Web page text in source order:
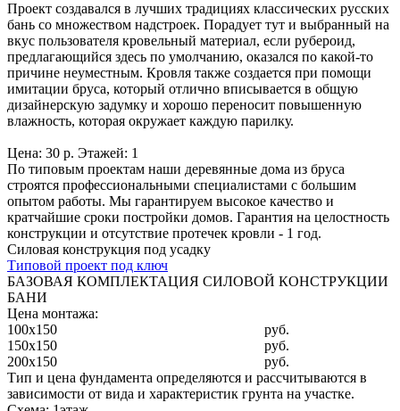
Проект создавался в лучших традициях классических русских
бань со множеством надстроек. Порадует тут и выбранный на
вкус пользователя кровельный материал, если рубероид,
предлагающийся здесь по умолчанию, оказался по какой-то
причине неуместным. Кровля также создается при помощи
имитации бруса, который отлично вписывается в общую
дизайнерскую задумку и хорошо переносит повышенную
влажность, которая окружает каждую парилку.
Цена: 30 р. Этажей: 1
По типовым проектам наши деревянные дома из бруса
строятся профессиональными специалистами с большим
опытом работы. Мы гарантируем высокое качество и
кратчайшие сроки постройки домов. Гарантия на целостность
конструкции и отсутствие протечек кровли - 1 год.
Силовая конструкция под усадку
Типовой проект под ключ
БАЗОВАЯ КОМПЛЕКТАЦИЯ СИЛОВОЙ КОНСТРУКЦИИ
БАНИ
Цена монтажа:
100x150
руб.
150x150
руб.
200x150
руб.
Тип и цена фундамента определяются и рассчитываются в
зависимости от вида и характеристик грунта на участке.